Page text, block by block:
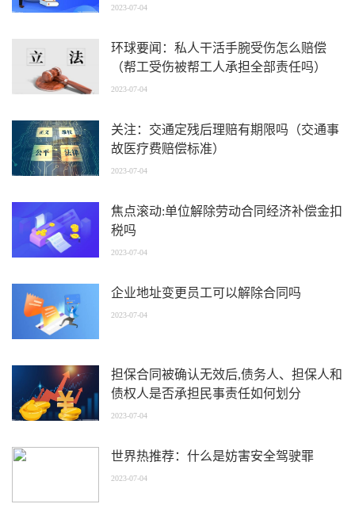
2023-07-04
环球要闻：私人干活手腕受伤怎么赔偿
（帮工受伤被帮工人承担全部责任吗）
2023-07-04
关注：交通定残后理赔有期限吗（交通事
故医疗费赔偿标准）
2023-07-04
焦点滚动:单位解除劳动合同经济补偿金扣
税吗
2023-07-04
企业地址变更员工可以解除合同吗
2023-07-04
担保合同被确认无效后,债务人、担保人和
债权人是否承担民事责任如何划分
2023-07-04
世界热推荐：什么是妨害安全驾驶罪
2023-07-04